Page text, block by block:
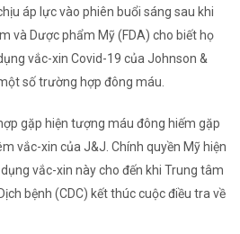
áp lực vào phiên buổi sáng sau khi
và Dược phẩm Mỹ (FDA) cho biết họ
vắc-xin Covid-19 của Johnson &
số trường hợp đông máu.
gặp hiện tượng máu đông hiếm gặp
vắc-xin của J&J. Chính quyền Mỹ hiện
vắc-xin này cho đến khi Trung tâm
bệnh (CDC) kết thúc cuộc điều tra về